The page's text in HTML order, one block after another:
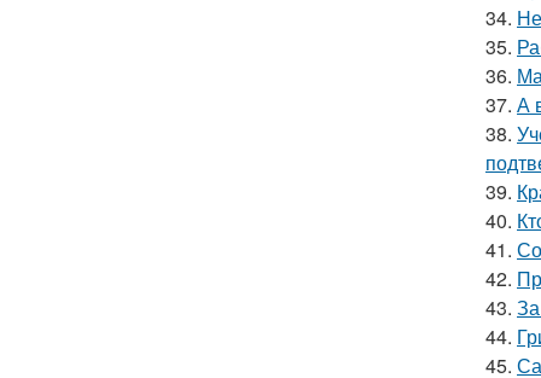
34.
35.
36.
37. А
38.
39.
40.
41.
42.
43.
44.
45.